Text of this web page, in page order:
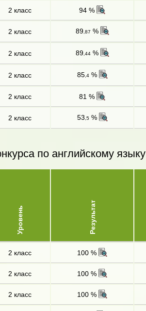
2 класс 94 %
2 класс 89,87 %
2 класс 89,44%
2 класс 85,4%
2 класс 81 %
2 класс 53 ,5%
по английскому языку
Уровень Результат
2 класс 100 %
2 класс 100 %
2 класс 100 %